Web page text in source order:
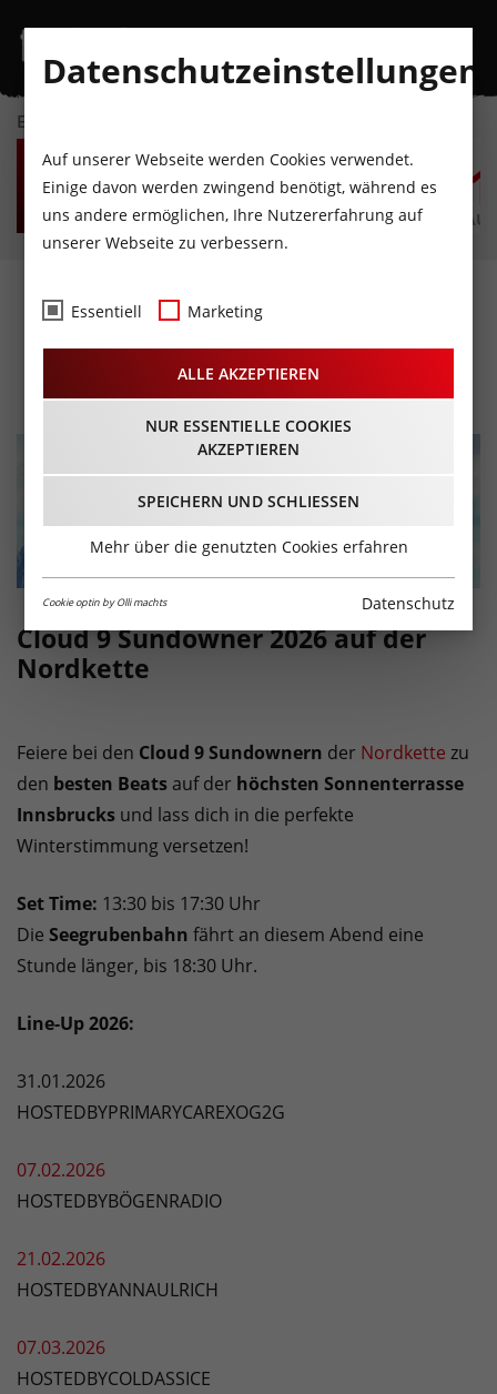
EVENTKALENDER
DO
6
AUGUST
FR
7
AUGUST
SA
8
AUGUST
SO
9
AUGUST
MO
10
AUGUST
Cloud 9 x PRIMARY CARE x
OG2G
31.01.2026 - Beginn 13:30 Uhr
Cloud 9 Sundowner 2026 auf der
Nordkette
Feiere bei den Cloud 9 Sundownern der Nordkette zu
den besten Beats auf der höchsten Sonnenterrasse
Innsbrucks und lass dich in die perfekte
Winterstimmung versetzen!
Set Time: 13:30 bis 17:30 Uhr
Die Seegrubenbahn fährt an diesem Abend eine
Stunde länger, bis 18:30 Uhr.
Line-Up 2026:
31.01.2026
HOSTEDBYPRIMARYCAREXOG2G
07.02.2026
HOSTEDBYBÖGENRADIO
21.02.2026
HOSTEDBYANNAULRICH
07.03.2026
HOSTEDBYCOLDASSICE
Datenschutzeinstellungen
Auf unserer Webseite werden Cookies verwendet.
Einige davon werden zwingend benötigt, während es
uns andere ermöglichen, Ihre Nutzererfahrung auf
unserer Webseite zu verbessern.
Essentiell Marketing
ALLE AKZEPTIEREN
NUR ESSENTIELLE COOKIES
AKZEPTIEREN
SPEICHERN UND SCHLIESSEN
Mehr über die genutzten Cookies erfahren
Cookie optin by Olli machts Datenschutz